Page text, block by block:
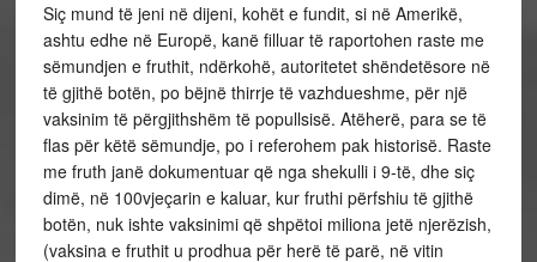
Siç mund të jeni në dijeni, kohët e fundit, si në Amerikë,
ashtu edhe në Europë, kanë filluar të raportohen raste me
sëmundjen e fruthit, ndërkohë, autoritetet shëndetësore në
të gjithë botën, po bëjnë thirrje të vazhdueshme, për një
vaksinim të përgjithshëm të popullsisë. Atëherë, para se të
flas për këtë sëmundje, po i referohem pak historisë. Raste
me fruth janë dokumentuar që nga shekulli i 9-të, dhe siç
dimë, në 100vjeçarin e kaluar, kur fruthi përfshiu të gjithë
botën, nuk ishte vaksinimi që shpëtoi miliona jetë njerëzish,
(vaksina e fruthit u prodhua për herë të parë, në vitin